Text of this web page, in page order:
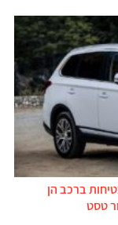
ברכב הן
טסט